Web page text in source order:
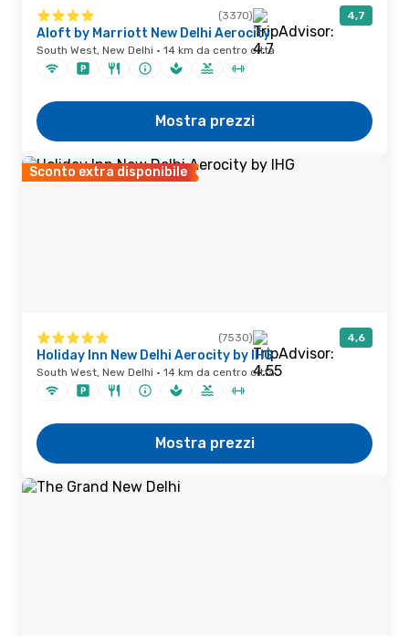
(3370) 4,7
Aloft by Marriott New Delhi Aerocity
South West, New Delhi · 14 km da centro città
Mostra prezzi
Sconto extra disponibile
(7530) 4,6
Holiday Inn New Delhi Aerocity by IHG
South West, New Delhi · 14 km da centro città
Mostra prezzi